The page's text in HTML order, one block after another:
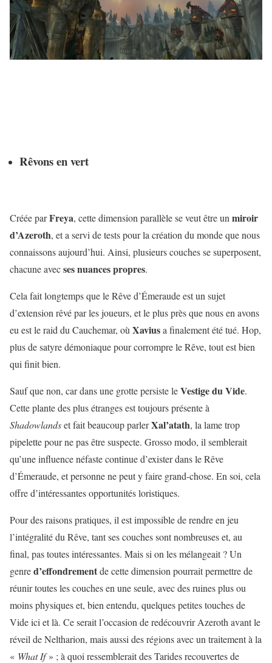
Rêvons en vert
Créée parFreya, cette dimension parallèle se veut être un miroir
d’Azeroth, et a servi de tests pour la création du monde que nous
connaissons aujourd’hui. Ainsi, plusieurs couches se superposent,
chacune avecses nuances propres.
Cela fait longtemps que le Rêve d’Émeraude est un sujet
d’extension rêvé par les joueurs, et le plus près que nous en avons
eu est le raid du Cauchemar, où Xaviusa finalement été tué. Hop,
plus de satyre démoniaque pour corrompre le Rêve, tout est bien
qui finit bien.
Sauf que non, car dans une grotte persiste leVestige du Vide.
Cette plante des plus étranges est toujours présente à
Shadowlandset fait beaucoup parlerXal’atath, la lame trop
pipelette pour ne pas être suspecte. Grosso modo, il semblerait
qu’une influence néfaste continue d’exister dans le Rêve
d’Émeraude, et personne ne peut y faire grand-chose. En soi, cela
offre d’intéressantes opportunités loristiques.
Pour des raisons pratiques, il est impossible de rendre en jeu
l’intégralité du Rêve, tant ses couches sont nombreuses et, au
final, pas toutes intéressantes. Mais si on les mélangeait ? Un
genred’effondrementde cette dimension pourrait permettre de
réunir toutes les couches en une seule, avec des ruines plus ou
moins physiques et, bien entendu, quelques petites touches de
Vide ici et là. Ce serait l’occasion de redécouvrir Azeroth avant le
réveil de Neltharion, mais aussi des régions avec un traitement à la
« What If» ; à quoi ressemblerait des Tarides recouvertes de